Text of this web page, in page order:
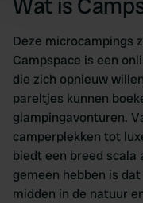
and set your
We use cookies to
provide social media
We also share
our social media,
may combine it with
provided to them or
of their services.
Deze microcampings
Campspace is een
die zich opnieuw
pareltjes kunnen
glampingavonturen.
camperplekken tot
biedt een breed scala
gemeen hebben is
midden in de natuur